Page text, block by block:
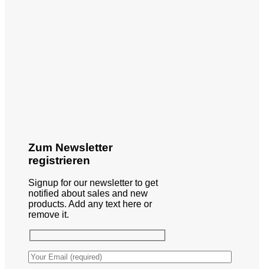
Zum Newsletter
registrieren
Signup for our newsletter to get
notified about sales and new
products. Add any text here or
remove it.